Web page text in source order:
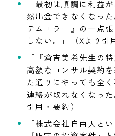
「最初は順調に利益
然出金できなくなっ
テムエラー』の一点
しない。」（Xより引
「『倉吉美希先生の
高額なコンサル契約
た通りにやっても全
連絡が取れなくなっ
引用・要約）
「株式会社自由人と